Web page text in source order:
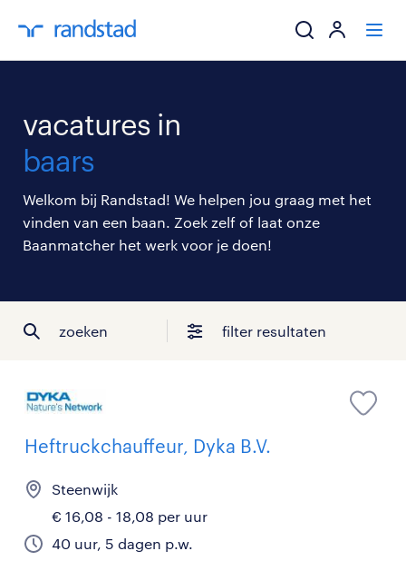
mijn carrière
over randstad
vacatures in
baars
Welkom bij Randstad! We helpen jou graag met het
vinden van een baan. Zoek zelf of laat onze
Baanmatcher het werk voor je doen!
zoeken filter resultaten
Heftruckchauffeur, Dyka B.V.
Steenwijk
€ 16,08 - 18,08 per uur
40 uur, 5 dagen p.w.